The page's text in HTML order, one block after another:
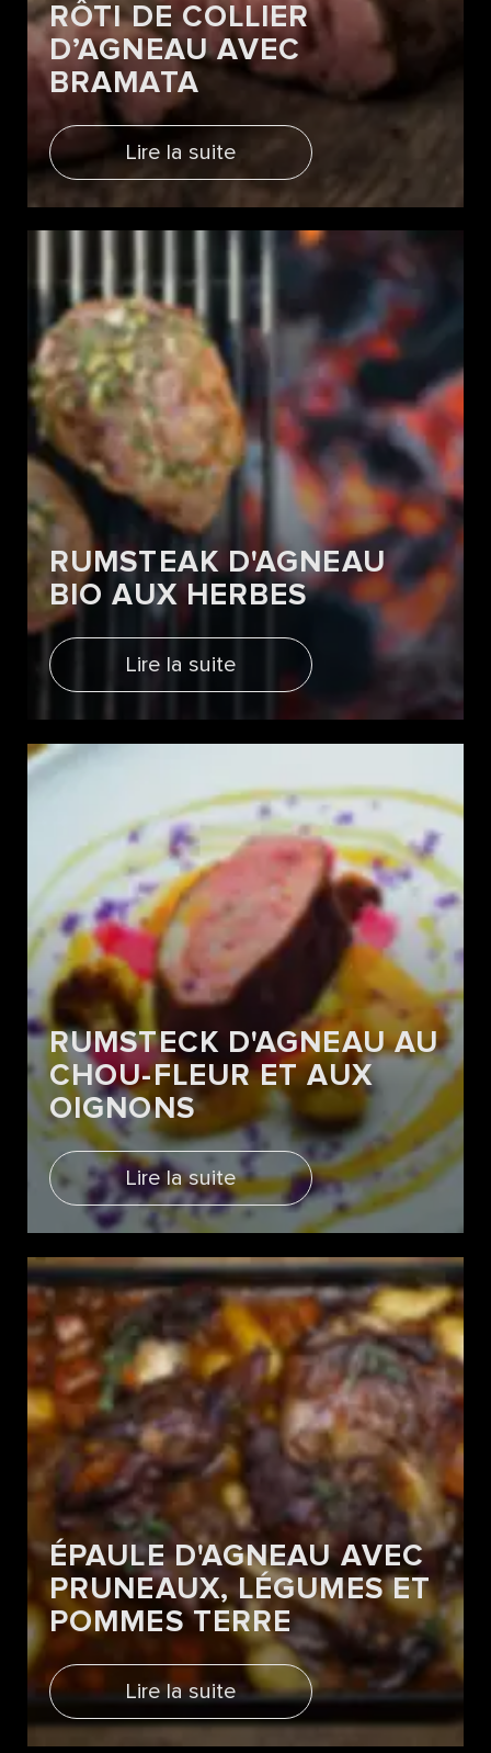
RÔTI DE COLLIER
D’AGNEAU AVEC
BRAMATA
Lire la suite
RUMSTEAK D'AGNEAU
BIO AUX HERBES
Lire la suite
RUMSTECK D'AGNEAU AU
CHOU-FLEUR ET AUX
OIGNONS
Lire la suite
ÉPAULE D'AGNEAU AVEC
PRUNEAUX, LÉGUMES ET
POMMES TERRE
Lire la suite